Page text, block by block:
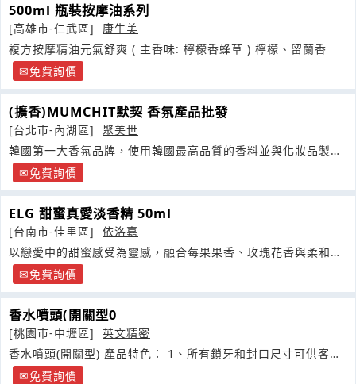
500ml 瓶裝按摩油系列
[高雄市-仁武區]
康生美
複方按摩精油元氣舒爽 ( 主香味: 檸檬香蜂草 ) 檸檬、留蘭香
免費詢價
(擴香)MUMCHIT默契 香氛產品批發
[台北市-內湖區]
聚美世
韓國第一大香氛品牌，使用韓國最高品質的香料並與化妝品製造
商合作堅持實現最俱規模
免費詢價
ELG 甜蜜真愛淡香精 50ml
[台南市-佳里區]
依洛嘉
以戀愛中的甜蜜感受為靈感，融合莓果果香、玫瑰花香與柔和香
草，呈現出溫暖而浪漫的香氣氛圍
免費詢價
香水噴頭(開關型0
[桃園市-中壢區]
英文精密
香水噴頭(開關型) 產品特色： 1、所有鎖牙和封口尺寸可供客戶
選擇免費詢價